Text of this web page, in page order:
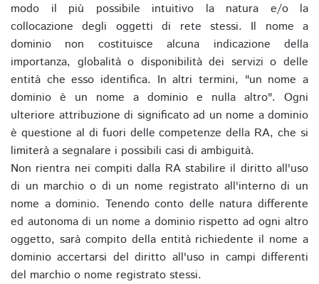
modo il più possibile intuitivo la natura e/o la
collocazione degli oggetti di rete stessi. Il nome a
dominio non costituisce alcuna indicazione della
importanza, globalità o disponibilità dei servizi o delle
entità che esso identifica. In altri termini, "un nome a
dominio è un nome a dominio e nulla altro". Ogni
ulteriore attribuzione di significato ad un nome a dominio
è questione al di fuori delle competenze della RA, che si
limiterà a segnalare i possibili casi di ambiguità.
Non rientra nei compiti dalla RA stabilire il diritto all'uso
di un marchio o di un nome registrato all'interno di un
nome a dominio. Tenendo conto delle natura differente
ed autonoma di un nome a dominio rispetto ad ogni altro
oggetto, sarà compito della entità richiedente il nome a
dominio accertarsi del diritto all'uso in campi differenti
del marchio o nome registrato stessi.